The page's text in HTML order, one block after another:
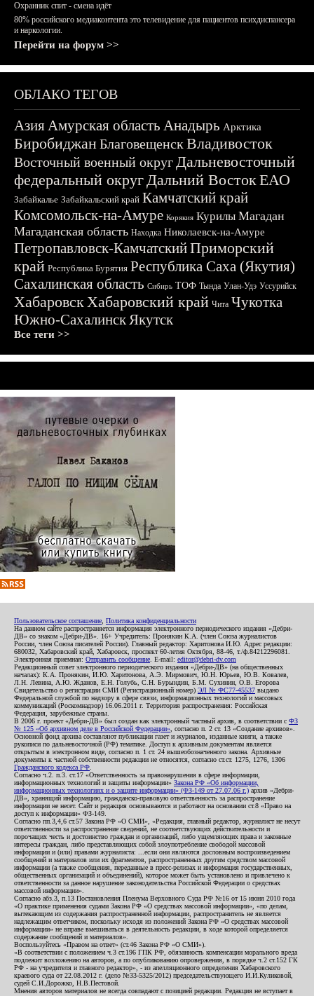
Охранник спит - смена идёт
80% российского медиаконтента это телевидение для пациентов психдиспансера
и наркологии.
Перейти на форум >>
ОБЛАКО ТЕГОВ
АзияАмурская область Анадырь Арктика
БиробиджанБлаговещенскВладивосток
Восточный военный округДальневосточный
федеральный округДальний ВостокЕАО
Забайкалье Забайкальский край Камчатский край
Комсомольск-на-Амуре Корякия Курилы Магадан
Магаданская область Находка Николаевск-на-Амуре
Петропавловск-КамчатскийПриморский
край Республика Бурятия Республика Саха (Якутия)
Сахалинская область Сибирь ТОФ Тында Улан-Удэ Уссурийск
ХабаровскХабаровский край Чита Чукотка
Южно-СахалинскЯкутск
Все теги >>
Пользовательское соглашение Политика конфиденциальности
На данном сайте распространяется информация электронного периодического издания «Дебри-
ДВ» со знаком «Дебри-ДВ». 16+ Учредитель: Пронякин К.А. (член Союза журналистов
России, член Союза писателей России). Главный редактор: Харитонова И.Ю. Адрес редакции:
680032, Хабаровский край, Хабаровск, проспект 60-летия Октября, 88-46, т./ф.84212296081.
Электронная приемная: Отправить сообщение . E-mail: editor@debri-dv.com
Редакционный совет электронного периодического издания «Дебри-ДВ» (на общественных
началах): К.А. Пронякин, И.Ю. Харитонова, А.Э. Мирмович, Ю.Н. Юрьев, Ю.В. Ковалев,
Л.Н. Левина, А.Ю. Жданов, Е.Н. Голубь, С.Н. Бурындин, Б.М. Сухинин, О.В. Егорова
Свидетельство о регистрации СМИ (Регистрационный номер) ЭЛ № ФС77-45537 выдано
Федеральной службой по надзору в сфере связи, информационных технологий и массовых
коммуникаций (Роскомнадзор) 16.06.2011 г. Территория распространения: Российская
Федерация, зарубежные страны.
В 2006 г. проект «Дебри-ДВ» был создан как электронный частный архив, в соответствии с ФЗ
№ 125 «Об архивном деле в Российской Федерации» , согласно п. 2 ст. 13 «Создание архивов».
Основной фонд архива составляют публикации газет и журналов, изданные книги, а также
рукописи по дальневосточной (РФ) тематике. Доступ к архивным документам является
открытым в электронном виде, согласно п. 1 ст. 24 вышеобозначенного закона. Архивные
документы к частной собственности редакции не относятся, согласно ст.ст. 1275, 1276, 1306
Гражданского кодекса РФ
Согласно ч.2. п.3. ст.17 «Ответственность за правонарушения в сфере информации,
информационных технологий и защиты информации» Закона РФ «Об информации,
информационных технологиях и о защите информации» (ФЗ-149 от 27.07.06 г.) архив «Дебри-
ДВ», хранящий информацию, гражданско-правовую ответственность за распространение
информации не несет. Сайт и редакция основываются и работают на основании ст.8 «Право на
доступ к информации» ФЗ-149.
Согласно пп.3,4,6 ст.57 Закона РФ «О СМИ», «Редакция, главный редактор, журналист не несут
ответственности за распространение сведений, не соответствующих действительности и
порочащих честь и достоинство граждан и организаций, либо ущемляющих права и законные
интересы граждан, либо представляющих собой злоупотребление свободой массовой
информации и (или) правами журналиста: ...если они являются дословным воспроизведением
сообщений и материалов или их фрагментов, распространенных другим средством массовой
информации (а также сообщения, переданные в пресс-релизах и информация государственных,
общественных организаций и объединений), которое может быть установлено и привлечено к
ответственности за данное нарушение законодательства Российской Федерации о средствах
массовой информации».
Согласно абз.3, п.13 Постановления Пленума Верховного Суда РФ №16 от 15 июня 2010 года
«О практике применения судами Закона РФ «О средствах массовой информации», «по делам,
вытекающим из содержания распространенной информации, распространитель не является
надлежащим ответчиком, поскольку исходя из положений Закона РФ «О средствах массовой
информации» не вправе вмешиваться в деятельность редакции, в ходе которой определяется
содержание сообщений и материалов».
Воспользуйтесь «Правом на ответ» (ст.46 Закона РФ «О СМИ»).
«В соответствии с положением ч.3 ст.196 ГПК РФ, обязанность компенсации морального вреда
подлежит возложению на авторов, а по опубликованию опровержения, в порядке ч.2 ст.152 ГК
РФ - на учредителя и главного редактор», - из апелляционного определения Хабаровского
краевого суда от 22.08.2012 г. (дело №33-5325/2012) председательствующего И.И.Куликовой,
судей С.И.Дорожко, Н.В.Пестовой.
Мнения авторов материалов не всегда совпадают с позицией редакции. Редакция не вступает в